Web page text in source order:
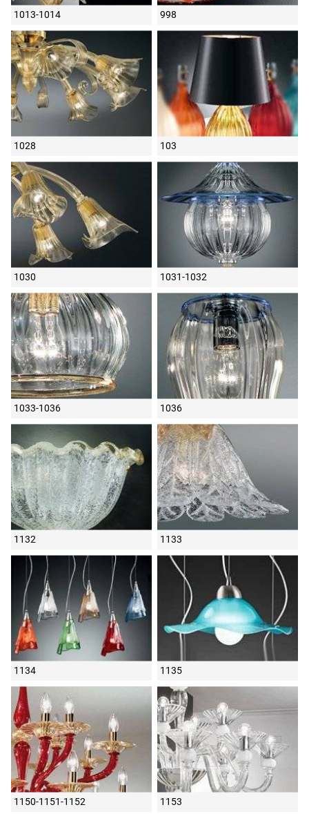
1013-1014 998
1028 103
1030 1031-1032
1033-1036 1036
1132 1133
1134 1135
1150-1151-1152 1153